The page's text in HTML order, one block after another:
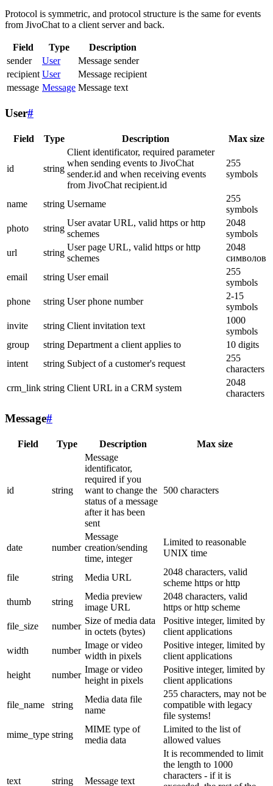
Protocol is symmetric, and protocol structure is the same for events
from JivoChat to a client server and back.
Field Type
Description
sender
User
Message sender
recipient User
Message recipient
message Message Message text
User#
Field Type Description Max size
id string
Client identificator, required parameter
when sending events to JivoChat
sender.id and when receiving events
from JivoChat recipient.id
255
symbols
name string Username
255
symbols
photo
string
User avatar URL, valid https or http
schemes
2048
symbols
url
string
User page URL, valid https or http
schemes
2048
символов
email
string User email
255
symbols
phone
string User phone number
2-15
symbols
invite
string Client invitation text
1000
symbols
group
string Department a client applies to
10 digits
intent
string Subject of a customer's request
255
characters
crm_link string Client URL in a CRM system
2048
characters
Message#
Field Type Description Max size
id string
Message
identificator,
required if you
want to change the
status of a message
after it has been
sent
500 characters
date number
Message
creation/sending
time, integer
Limited to reasonable
UNIX time
file string Media URL
2048 characters, valid
scheme https or http
thumb
string
Media preview
image URL
2048 characters, valid
https or http scheme
file_size
number
Size of media data
in octets (bytes)
Positive integer, limited by
client applications
width
number
Image or video
width in pixels
Positive integer, limited by
client applications
height
number
Image or video
height in pixels
Positive integer, limited by
client applications
file_name string
Media data file
name
255 characters, may not be
compatible with legacy
file systems!
mime_type string
MIME type of
media data
Limited to the list of
allowed values
text string Message text
It is recommended to limit
the length to 1000
characters - if it is